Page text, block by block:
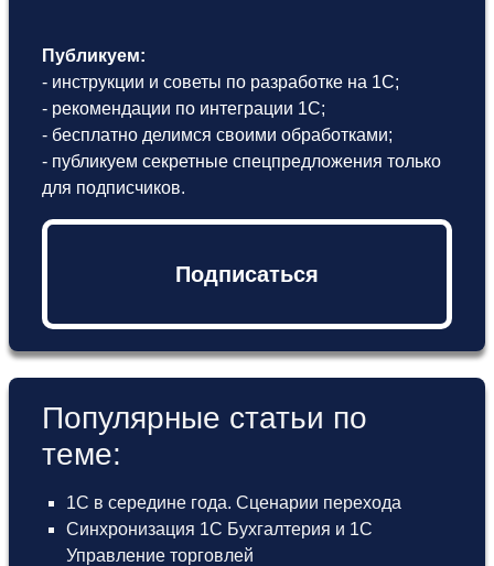
Публикуем:
- инструкции и советы по разработке на 1С;
- рекомендации по интеграции 1С;
- бесплатно делимся своими обработками;
- публикуем секретные спецпредложения только
для подписчиков.
Подписаться
Популярные статьи по
теме:
1С в середине года. Сценарии перехода
Синхронизация 1С Бухгалтерия и 1С
Управление торговлей